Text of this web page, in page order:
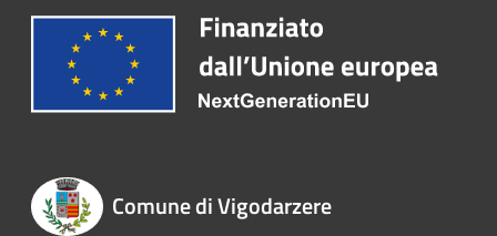
Comune di Vigodarzere